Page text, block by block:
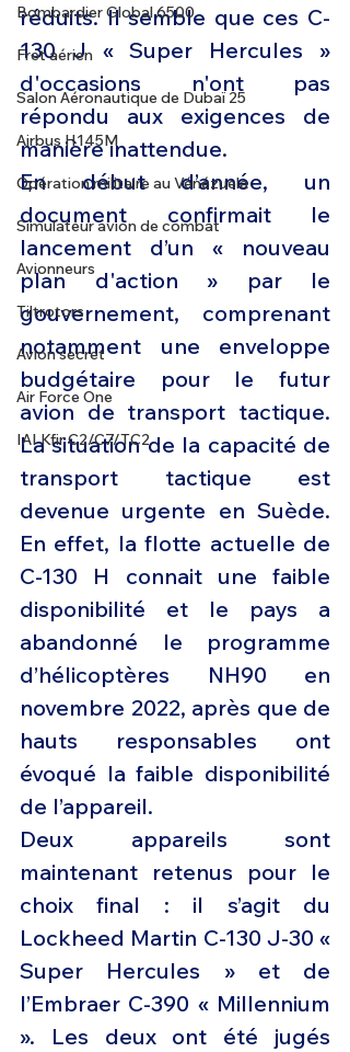
Bombardier Global 6500
Fret aérien
Salon Aéronautique de Dubaï 25
Airbus H145M
Opération militaire au Vénézuela
Simulateur avion de combat
Avionneurs
Tiltrotors
Avion secret
Air Force One
IAI Kfir C2/C7/TC2
réduits. Il semble que ces C-
130 J « Super Hercules »
d'occasions n'ont pas
répondu aux exigences de
manière inattendue.
En début d’année, un
document confirmait le
lancement d’un « nouveau
plan d'action » par le
gouvernement, comprenant
notamment une enveloppe
budgétaire pour le futur
avion de transport tactique.
La situation de la capacité de
transport tactique est
devenue urgente en Suède.
En effet, la flotte actuelle de
C-130 H connait une faible
disponibilité et le pays a
abandonné le programme
d’hélicoptères NH90 en
novembre 2022, après que de
hauts responsables ont
évoqué la faible disponibilité
de l’appareil.
Deux appareils sont
maintenant retenus pour le
choix final : il s’agit du
Lockheed Martin C-130 J-30 «
Super Hercules » et de
l’Embraer C-390 « Millennium
». Les deux ont été jugés